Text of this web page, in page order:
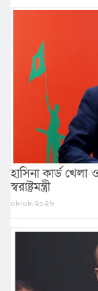
হাসিনা কার্ড
স্বরাষ্ট্রমন্ত্রী
০৮/০৮/২০২৬